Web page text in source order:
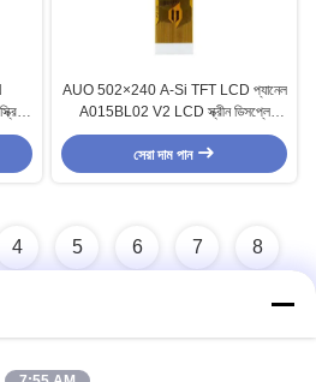
AUO 502×240 A-Si TFT LCD প্যানেল
A015BL02 V2 LCD স্ক্রীন ডিসপ্লে
প্যানেল
সেরা দাম পান
4 5 6 7 8